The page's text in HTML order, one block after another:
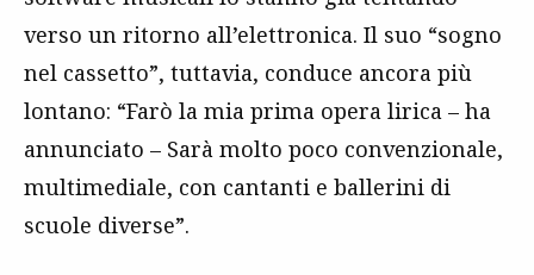
verso un ritorno all’elettronica. Il suo “sogno
nel cassetto”, tuttavia, conduce ancora più
lontano: “Farò la mia prima opera lirica – ha
annunciato – Sarà molto poco convenzionale,
multimediale, con cantanti e ballerini di
scuole diverse”.